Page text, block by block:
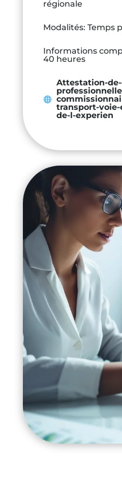
régionale
Modalités: Temps
Informations
40 heures
Attestation-
transport-
de-l-experien